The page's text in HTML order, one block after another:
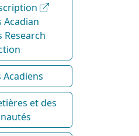
Acadian
Research
Acadiens
et des